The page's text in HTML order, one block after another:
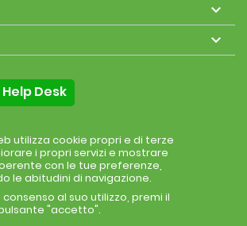


Desk
utilizza cookie propri e di terze
i propri servizi e mostrare
con le tue preferenze,
le abitudini di navigazione.
al suo utilizzo, premi il
"accetto".